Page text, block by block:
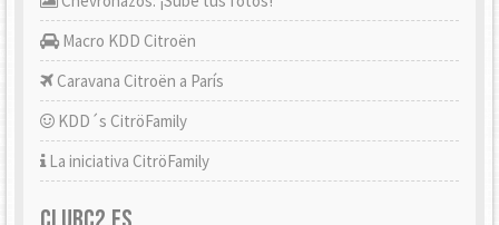
Macro KDD Citroën
Caravana Citroën a París
KDD´s CitröFamily
La iniciativa CitröFamily